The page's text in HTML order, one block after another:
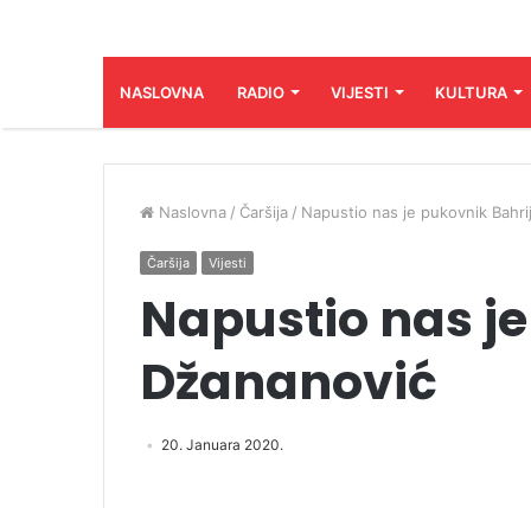
NASLOVNA RADIO VIJESTI KULTURA
Naslovna / Čaršija / Napustio nas je pukovnik
Čaršija Vijesti
Napustio nas
Džananović
20. Januara 2020.